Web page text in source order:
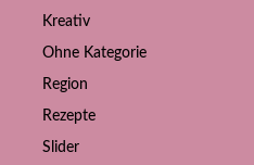
Kreativ
Ohne Kategorie
Region
Rezepte
Slider